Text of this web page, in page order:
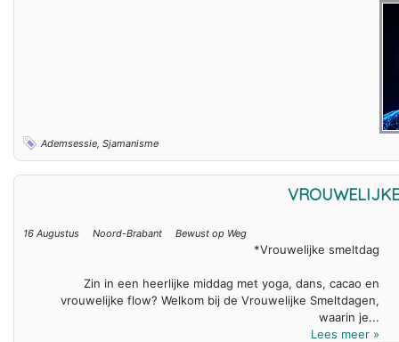
Ademsessie, Sjamanisme
16 Augustus Noord-Brabant Bewust op Weg
*Vrouwelijke smeltdag
Zin in een heerlijke middag met yoga, dans, cacao en
vrouwelijke flow? Welkom bij de Vrouwelijke Smeltdagen,
waarin je...
Lees meer »